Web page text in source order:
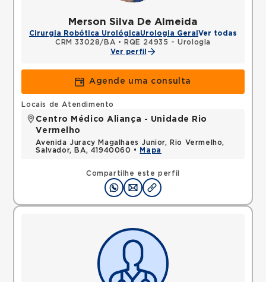
Merson Silva De Almeida
Cirurgia Robótica UrológicaUrologia Geral Ver todas
CRM 33028/BA •
RQE 24935 - Urologia
Ver perfil
Agende uma consulta
Compartilhe este perfil
Locais de Atendimento
Centro Médico Aliança - Unidade Rio
Vermelho
Avenida Juracy Magalhaes Junior, Rio Vermelho,
Salvador, BA, 41940060 •
Mapa